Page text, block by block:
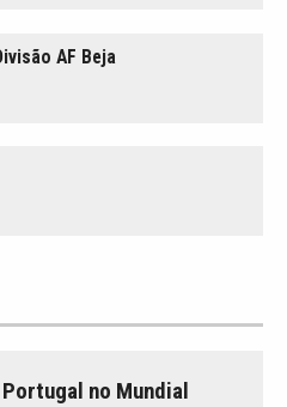
AF Beja
no Mundial